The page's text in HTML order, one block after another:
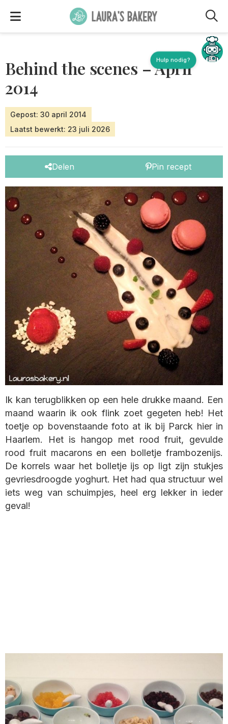
Behind the scenes – April
2014
Gepost: 30 april 2014
Laatst bewerkt: 23 juli 2026
Delen Pin recept
Ik kan terugblikken op een hele drukke maand. Een
maand waarin ik ook flink zoet gegeten heb! Het
toetje op bovenstaande foto at ik bij Parck hier in
Haarlem. Het is hangop met rood fruit, gevulde
rood fruit macarons en een bolletje frambozenijs.
De korrels waar het bolletje ijs op ligt zijn stukjes
gevriesdroogde yoghurt. Het had qua structuur wel
iets weg van schuimpjes, heel erg lekker in ieder
geval!
Hulp nodig?